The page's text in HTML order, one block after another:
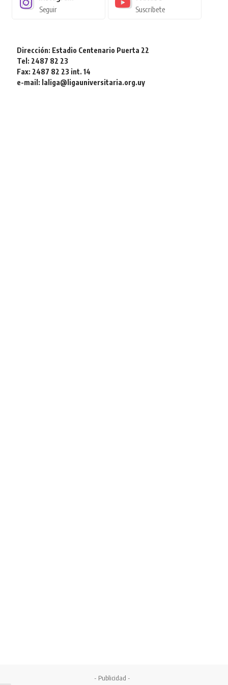
Seguir Suscríbete
Dirección: Estadio Centenario Puerta 22
Tel: 2487 82 23
Fax: 2487 82 23 int. 14
e-mail: laliga@ligauniversitaria.org.uy
- Publicidad -